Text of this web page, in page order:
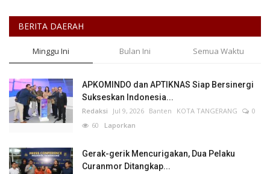
BERITA DAERAH
Minggu Ini Bulan Ini Semua Waktu
APKOMINDO dan APTIKNAS Siap Bersinergi
Sukseskan Indonesia...
Redaksi Jul 9, 2026 Banten KOTA TANGERANG
0
60 Laporkan
Gerak-gerik Mencurigakan, Dua Pelaku
Curanmor Ditangkap...